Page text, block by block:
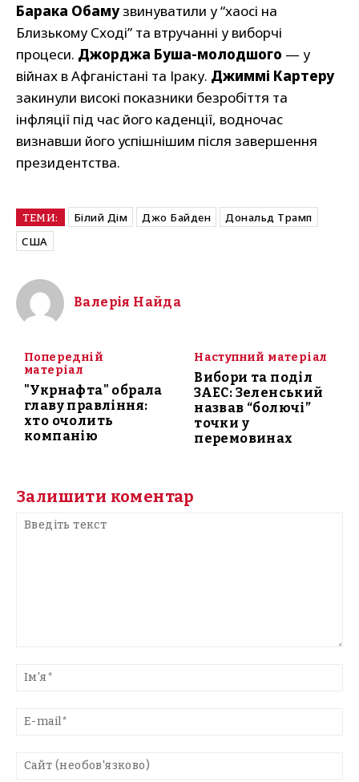
Барака Обамузвинуватили у “хаосі на
Близькому Сході” та втручанні у виборчі
процеси. Джорджа Буша-молодшого — у
війнах в Афганістані та Іраку. Джиммі Картеру
закинули високі показники безробіття та
інфляції під час його каденції, водночас
визнавши його успішнішим після завершення
президентства.
ТЕМИ: Білий Дім Джо Байден
Дональд Трамп
США
Валерія Найда
Попередній
матеріал
"Укрнафта" обрала
главу правління:
хто очолить
компанію
Наступний матеріал
Вибори та поділ
ЗАЕС: Зеленський
назвав “болючі”
точки у
перемовинах
Залишити коментар
текст